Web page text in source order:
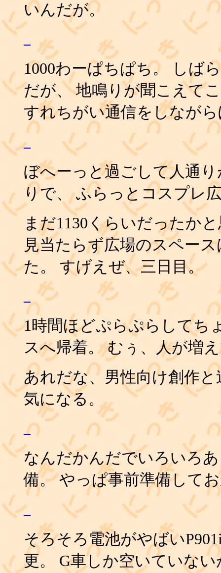
いんだが。
1000わーぱちぱち。 しば
だが、 地鳴りが聞こえて
すれちがい通信をしなが
_
ぼへーっと過ごして人通
りで、 ふらっとコスプレ
まだ1130くらいだったか
見当たらず広場のスペー
た。 すげえぜ、三日目。
1時間ほどぷらぷらしてち
スへ帰着。 むぅ、人が増
あれだな、男性向け創作
気になる。
_
なんだかんだでいろいろ
備。 やっぱ事前準備して
_
そろそろ電池がやばい
更。 G車しか空いていな